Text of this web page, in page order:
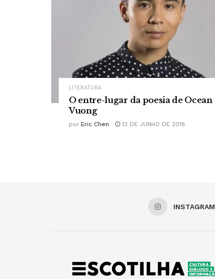
LITERATURA
O entre-lugar da poesia de Ocean
Vuong
por Eric Chen 13 DE JUNHO DE 2018
INSTAGRAM